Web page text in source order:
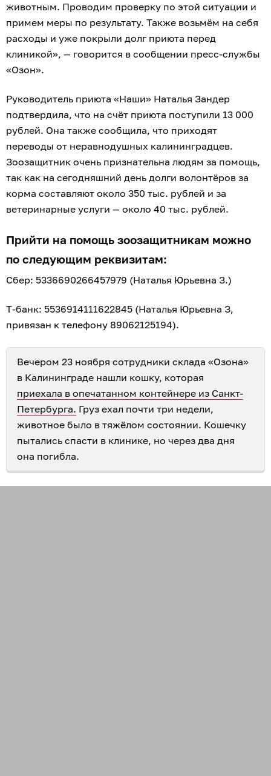
животным. Проводим проверку по этой ситуации и
примем меры по результату. Также возьмём на себя
расходы и уже покрыли долг приюта перед
клиникой», — говорится в сообщении пресс-службы
«Озон».
Руководитель приюта «Наши» Наталья Зандер
подтвердила, что на счёт приюта поступили 13 000
рублей. Она также сообщила, что приходят
переводы от неравнодушных калининградцев.
Зоозащитник очень признательна людям за помощь,
так как на сегодняшний день долги волонтёров за
корма составляют около 350 тыс. рублей и за
ветеринарные услуги — около 40 тыс. рублей.
Прийти на помощь зоозащитникам можно
по следующим реквизитам:
Сбер: 5336690266457979 (Наталья Юрьевна З.)
Т-банк: 5536914111622845 (Наталья Юрьевна З,
привязан к телефону 89062125194).
Вечером 23 ноября сотрудники склада «Озона»
в Калининграде нашли кошку, которая
приехала в опечатанном контейнере из Санкт-
Петербурга. Груз ехал почти три недели,
животное было в тяжёлом состоянии. Кошечку
пытались спасти в клинике, но через два дня
она погибла.